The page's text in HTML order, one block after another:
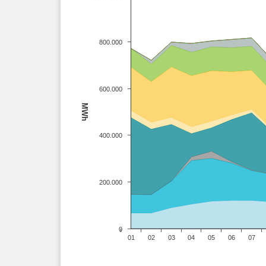
MWh
01 02 03 04 05 06 07
0
200.000
400.000
600.000
800.000